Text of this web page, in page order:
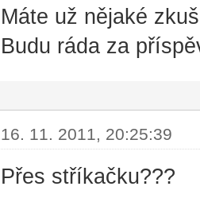
Máte už nějaké
Budu ráda za
16. 11. 2011, 20:25:39
Přes stříkačku???